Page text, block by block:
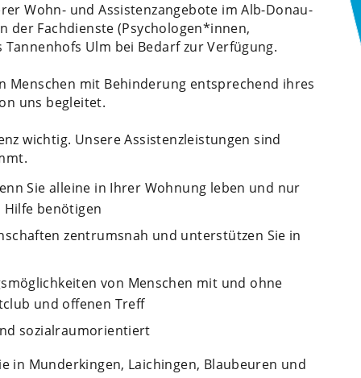
Wohn- und Assistenzangebote im Alb-Donau-
der Fachdienste (Psychologen*innen,
Ulm bei Bedarf zur Verfügung.
Menschen mit Behinderung entsprechend ihres
uns begleitet.
wichtig. Unsere Assistenzleistungen sind
Sie alleine in Ihrer Wohnung leben und nur
benötigen
zentrumsnah und unterstützen Sie in
von Menschen mit und ohne
und offenen Treff
sozialraumorientiert
in Munderkingen, Laichingen, Blaubeuren und